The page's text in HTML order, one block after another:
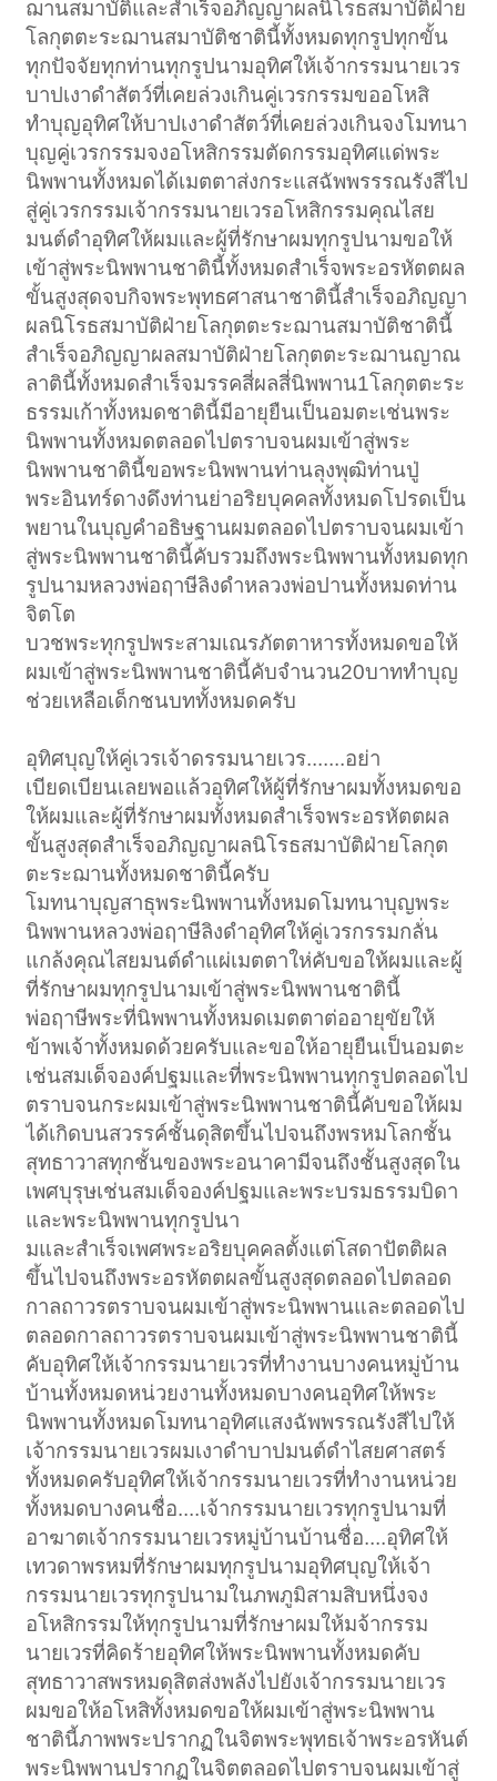
ฌานสมาบัติและสำเร็จอภิญญาผลนิโรธสมาบัติฝ่าย
โลกุตตะระฌานสมาบัติชาตินี้ทั้งหมดทุกรูปทุกขั้น
ทุกปัจจัยทุกท่านทุกรูปนามอุทิศให้เจ้ากรรมนายเวร
บาปเงาดำสัตว์ที่เคยล่วงเกินคู่เวรกรรมขออโหสิ
ทำบุญอุทิศให้บาปเงาดำสัตว์ที่เคยล่วงเกินจงโมทนา
บุญคู่เวรกรรมจงอโหสิกรรมตัดกรรมอุทิศแด่พระ
นิพพานทั้งหมดได้เมตตาส่งกระแสฉัพพรรรณรังสีไป
สู่คู่เวรกรรมเจ้ากรรมนายเวรอโหสิกรรมคุณไสย
มนต์ดำอุทิศให้ผมและผู้ที่รักษาผมทุกรูปนามขอให้
เข้าสู่พระนิพพานชาตินี้ทั้งหมดสำเร็จพระอรหัตตผล
ขั้นสูงสุดจบกิจพระพุทธศาสนาชาตินี้สำเร็จอภิญญา
ผลนิโรธสมาบัติฝ่ายโลกุตตะระฌานสมาบัติชาตินี้
สำเร็จอภิญญาผลสมาบัติฝ่ายโลกุตตะระฌานญาณ
ลาตินี้ทั้งหมดสำเร็จมรรคสี่ผลสี่นิพพาน1โลกุตตะระ
ธรรมเก้าทั้งหมดชาตินี้มีอายุยืนเป็นอมตะเช่นพระ
นิพพานทั้งหมดตลอดไปตราบจนผมเข้าสู่พระ
นิพพานชาตินี้ขอพระนิพพานท่านลุงพุฒิท่านปู่
พระอินทร์ดางดึงท่านย่าอริยบุคคลทั้งหมดโปรดเป็น
พยานในบุญคำอธิษฐานผมตลอดไปตราบจนผมเข้า
สู่พระนิพพานชาตินี้คับรวมถึงพระนิพพานทั้งหมดทุก
รูปนามหลวงพ่อฤาษีลิงดำหลวงพ่อปานทั้งหมดท่าน
จิตโต
บวชพระทุกรูปพระสามเณรภัตตาหารทั้งหมดขอให้
ผมเข้าสู่พระนิพพานชาตินี้คับจำนวน20บาททำบุญ
ช่วยเหลือเด็กชนบททั้งหมดครับ
อุทิศบุญให้คู่เวรเจ้าดรรมนายเวร.......อย่า
เบียดเบียนเลยพอแล้วอุทิศให้ผู้ที่รักษาผมทั้งหมดขอ
ให้ผมและผู้ที่รักษาผมทั้งหมดสำเร็จพระอรหัตตผล
ขั้นสูงสุดสำเร็จอภิญญาผลนิโรธสมาบัติฝ่ายโลกุต
ตะระฌานทั้งหมดชาตินี้ครับ
โมทนาบุญสาธุพระนิพพานทั้งหมดโมทนาบุญพระ
นิพพานหลวงพ่อฤาษีลิงดำอุทิศให้คู่เวรกรรมกลั่น
แกล้งคุณไสยมนต์ดำแผ่เมตตาให่คับขอให้ผมและผู้
ที่รักษาผมทุกรูปนามเข้าสู่พระนิพพานชาตินี้
พ่อฤาษีพระที่นิพพานทั้งหมดเมตตาต่ออายุขัยให้
ข้าพเจ้าทั้งหมดด้วยครับและขอให้อายุยืนเป็นอมตะ
เช่นสมเด็จองค์ปฐมและที่พระนิพพานทุกรูปตลอดไป
ตราบจนกระผมเข้าสู่พระนิพพานชาตินี้คับขอให้ผม
ได้เกิดบนสวรรค์ชั้นดุสิตขึ้นไปจนถึงพรหมโลกชั้น
สุทธาวาสทุกชั้นของพระอนาคามีจนถึงชั้นสูงสุดใน
เพศบุรุษเช่นสมเด็จองค์ปฐมและพระบรมธรรมบิดา
และพระนิพพานทุกรูปนา
มและสำเร็จเพศพระอริยบุคคลตั้งแต่โสดาปัตติผล
ขึ้นไปจนถึงพระอรหัตตผลขั้นสูงสุดตลอดไปตลอด
กาลถาวรตราบจนผมเข้าสู่พระนิพพานและตลอดไป
ตลอดกาลถาวรตราบจนผมเข้าสู่พระนิพพานชาตินี้
คับอุทิศให้เจ้ากรรมนายเวรที่ทำงานบางคนหมู่บ้าน
บ้านทั้งหมดหน่วยงานทั้งหมดบางคนอุทิศให้พระ
นิพพานทั้งหมดโมทนาอุทิศแสงฉัพพรรณรังสีไปให้
เจ้ากรรมนายเวรผมเงาดำบาปมนต์ดำไสยศาสตร์
ทั้งหมดครับอุทิศให้เจ้ากรรมนายเวรที่ทำงานหน่วย
ทั้งหมดบางคนชื่อ....เจ้ากรรมนายเวรทุกรูปนามที่
อาฆาตเจ้ากรรมนายเวรหมู่บ้านบ้านชื่อ....อุทิศให้
เทวดาพรหมที่รักษาผมทุกรูปนามอุทิศบุญให้เจ้า
กรรมนายเวรทุกรูปนามในภพภูมิสามสิบหนึ่งจง
อโหสิกรรมให้ทุกรูปนามที่รักษาผมให้มจ้ากรรม
นายเวรที่คิดร้ายอุทิศให้พระนิพพานทั้งหมดคับ
สุทธาวาสพรหมดุสิตส่งพลังไปยังเจ้ากรรมนายเวร
ผมขอให้อโหสิทั้งหมดขอให้ผมเข้าสู่พระนิพพาน
ชาตินี้ภาพพระปรากฏในจิตพระพุทธเจ้าพระอรหันต์
พระนิพพานปรากฏในจิตตลอดไปตราบจนผมเข้าสู่